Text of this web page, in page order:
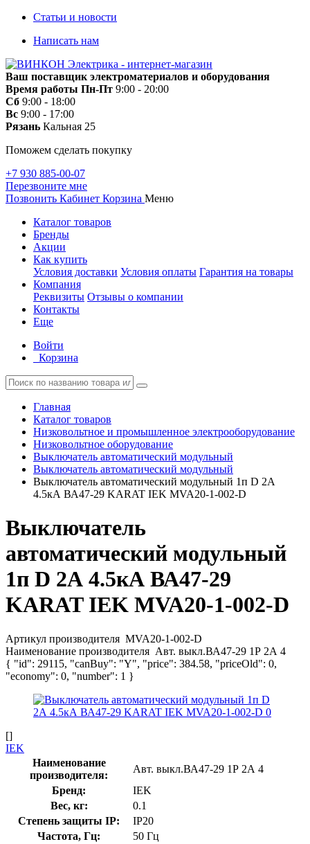
Статьи и новости
Написать нам
Ваш поставщик электроматериалов и оборудования
Время работы Пн-Пт 9:00 - 20:00
Сб 9:00 - 18:00
Вс 9:00 - 17:00
Рязань Кальная 25
Поможем сделать покупку
+7 930 885-00-07
Перезвоните мне
Позвонить Кабинет Корзина Меню
Каталог товаров
Бренды
Акции
Как купить
Условия доставки Условия оплаты Гарантия на товары
Компания
Реквизиты Отзывы о компании
Контакты
Еще
Войти
Корзина
Главная
Каталог товаров
Низковольтное и промышленное электрооборудование
Низковольтное оборудование
Выключатель автоматический модульный
Выключатель автоматический модульный
Выключатель автоматический модульный 1п D 2А
4.5кА ВА47-29 KARAT IEK MVA20-1-002-D
Выключатель
автоматический модульный
1п D 2А 4.5кА ВА47-29
KARAT IEK MVA20-1-002-D
Артикул производителя MVA20-1-002-D
Наименование производителя Авт. выкл.ВА47-29 1Р 2А 4
{ "id": 29115, "canBuy": "Y", "price": 384.58, "priceOld": 0,
"economy": 0, "number": 1 }
[]
IEK
Наименование
производителя:
Авт. выкл.ВА47-29 1Р 2А 4
Бренд:
IEK
Вес, кг:
0.1
Степень защиты IP:
IP20
Частота, Гц:
50 Гц